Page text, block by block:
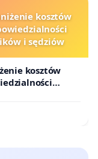
kosztów
i sędziów
kosztów
sędziów